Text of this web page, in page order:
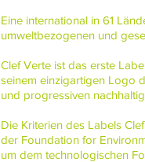
Eine international in 61
umweltbezogenen und
Clef Verte ist das erste
seinem einzigartigen Logo
und progressiven
Die Kriterien des Labels
der Foundation for
um dem technologischen